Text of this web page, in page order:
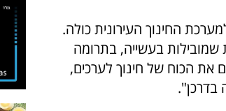
החינוך העירונית כולה.
שמובילות בעשייה, בתרומה
את הכוח של חינוך לערכים,
בדרכן".